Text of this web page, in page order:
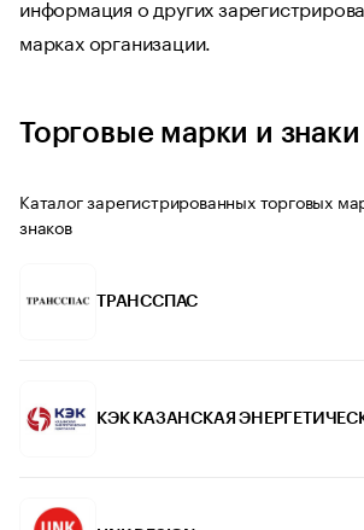
информация о других
марках организации.
Торговые марки и знаки
Каталог зарегистрированных торговых
знаков
ТРАНССПАС
КЭК КАЗАНСКАЯ